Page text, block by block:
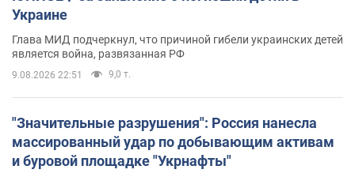
Украине
Глава МИД подчеркнул, что причиной гибели украинских детей
является война, развязанная РФ
9.08.2026 22:51 9,0 т.
"Значительные разрушения": Россия нанесла
массированный удар по добывающим активам
и буровой площадке "Укрнафты"